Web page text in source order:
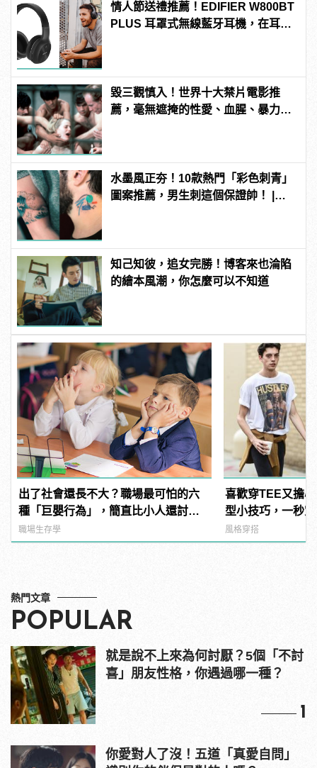
情人節送禮推薦！EDIFIER W800BT
PLUS 耳罩式無線藍牙耳機，在耳邊
毀三觀慎入！世界十大禁片電影推
薦，毫無遮掩的性愛、血腥、暴力、
水墨風正夯！10款熱門「彩色刺青」
圖案推薦，男生刺這個保證帥！ |
知己知彼，追女完勝！博客來也淪陷
的繪本風潮，你怎麼可以不知道
出了社會還長不大？職場最可怕的六
種「巨嬰行為」，簡直比小人還討
厭！
職場生存學
喜歡穿TEE又擔
型小技巧，一秒
風格穿搭
熱門文章
POPULAR
就是說不上來為何討厭？5個「不討
喜」朋友性格，你遇過哪一種？
1
你愛對人了沒！五道「真愛自問」